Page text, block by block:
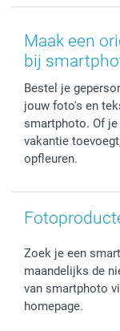
Stickers en
Fotokaders,
Geschenken voor
Afstuderen
Vaderdag
Verjaardag
Geboorte
Voorwaarden
Herroepingsrecht
Wettelijke
Privacybeleid
Cookiebeleid
Prijslijst
smartgarantie
smartbonus
Grote bestellingen
Levering
Mijn orderstatus
smartfriends
Maak een
bij
Bestel je
jouw foto's en
smartphoto. Of
vakantie
opfleuren.
Zoek je een
maandelijks de
van smartphoto
homepage.